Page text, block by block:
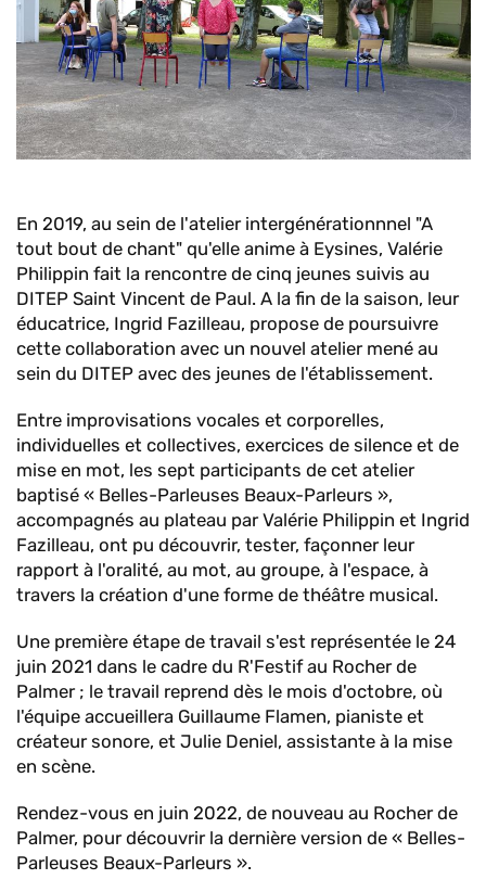
En 2019, au sein de l'atelier intergénérationnnel "A
tout bout de chant" qu'elle anime à Eysines, Valérie
Philippin fait la rencontre de cinq jeunes suivis au
DITEP Saint Vincent de Paul. A la fin de la saison, leur
éducatrice, Ingrid Fazilleau, propose de poursuivre
cette collaboration avec un nouvel atelier mené au
sein du DITEP avec des jeunes de l'établissement.
Entre improvisations vocales et corporelles,
individuelles et collectives, exercices de silence et de
mise en mot, les sept participants de cet atelier
baptisé « Belles-Parleuses Beaux-Parleurs »,
accompagnés au plateau par Valérie Philippin et Ingrid
Fazilleau, ont pu découvrir, tester, façonner leur
rapport à l'oralité, au mot, au groupe, à l'espace, à
travers la création d'une forme de théâtre musical.
Une première étape de travail s'est représentée le 24
juin 2021 dans le cadre du R'Festif au Rocher de
Palmer ; le travail reprend dès le mois d'octobre, où
l'équipe accueillera Guillaume Flamen, pianiste et
créateur sonore, et Julie Deniel, assistante à la mise
en scène.
Rendez-vous en juin 2022, de nouveau au Rocher de
Palmer, pour découvrir la dernière version de « Belles-
Parleuses Beaux-Parleurs ».